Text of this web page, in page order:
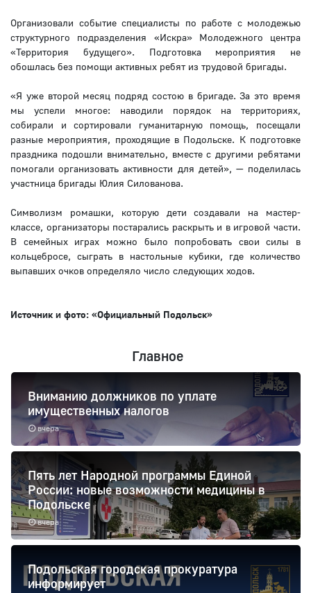
Организовали событие специалисты по работе с молодежью
структурного подразделения «Искра» Молодежного центра
«Территория будущего». Подготовка мероприятия не
обошлась без помощи активных ребят из трудовой бригады.
«Я уже второй месяц подряд состою в бригаде. За это время
мы успели многое: наводили порядок на территориях,
собирали и сортировали гуманитарную помощь, посещали
разные мероприятия, проходящие в Подольске. К подготовке
праздника подошли внимательно, вместе с другими ребятами
помогали организовать активности для детей», — поделилась
участница бригады Юлия Силованова.
Символизм ромашки, которую дети создавали на мастер-
классе, организаторы постарались раскрыть и в игровой части.
В семейных играх можно было попробовать свои силы в
кольцебросе, сыграть в настольные кубики, где количество
выпавших очков определяло число следующих ходов.
Источник и фото: «Официальный Подольск»
Главное
вчера
Вниманию должников по уплате
имущественных налогов
вчера
Пять лет Народной программы Единой
России: новые возможности медицины в
Подольске
Подольская городская прокуратура
информирует